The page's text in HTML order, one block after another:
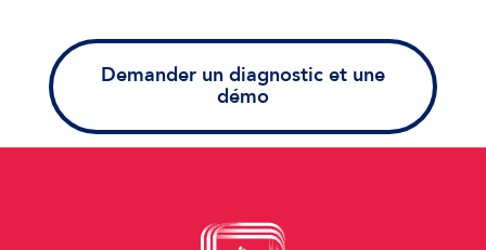
Demander un diagnostic et une
démo